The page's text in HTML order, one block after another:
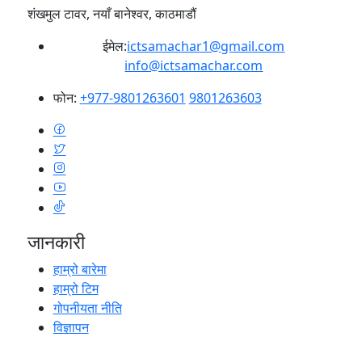
शंखमुल टावर, नयाँ बानेश्वर, काठमाडौं
ईमेल:ictsamachar1@gmail.com
info@ictsamachar.com
फोन: +977-9801263601 9801263603
जानकारी
हाम्रो बारेमा
हाम्रो टिम
गोपनीयता नीति
विज्ञापन